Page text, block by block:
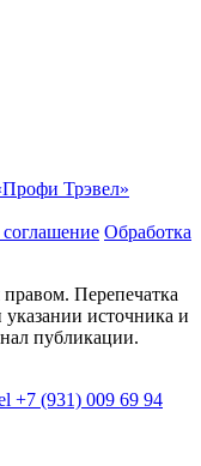
Трэвeл»
соглашение Обработка
Перепечатка
источника и
публикации.
+7 (931) 009 69 94